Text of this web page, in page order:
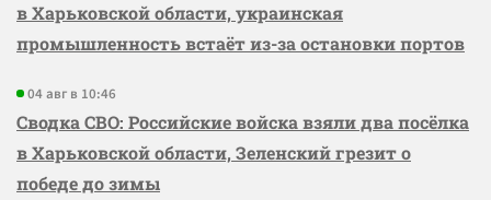
в Харьковской области, украинская
промышленность встаёт из-за остановки портов
04 авг в 10:46
Сводка СВО: Российские войска взяли два посёлка
в Харьковской области, Зеленский грезит о
победе до зимы